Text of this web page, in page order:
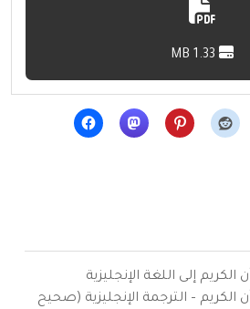
الكريم إلى اللغة الإنجليزية
الكريم – الترجمة الإنجليزية (صحيح